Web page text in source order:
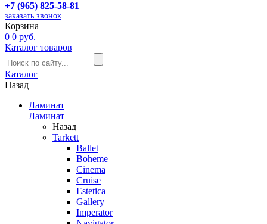
+7 (965) 825-58-81
заказать звонок
Корзина
0 0 руб.
Каталог товаров
Каталог
Назад
Ламинат
Ламинат
Назад
Tarkett
Ballet
Boheme
Cinema
Cruise
Estetica
Gallery
Imperator